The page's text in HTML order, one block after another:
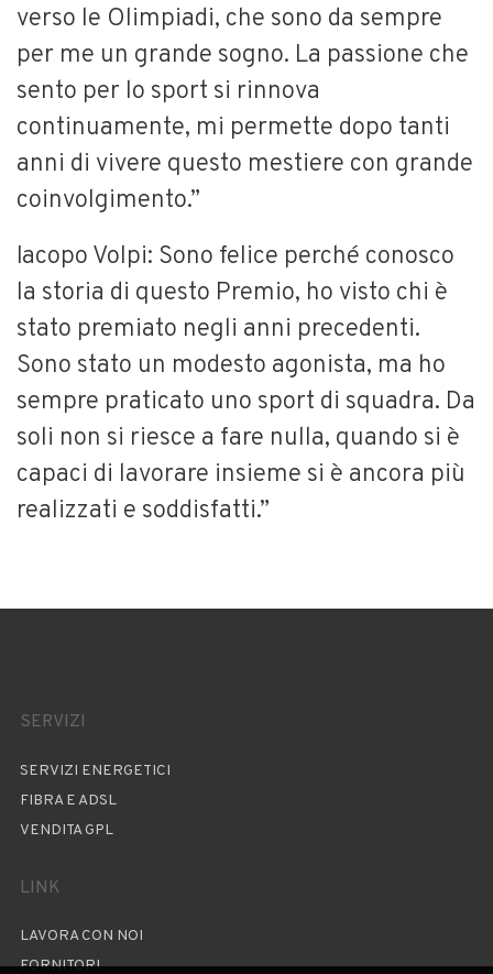
verso le Olimpiadi, che sono da sempre
per me un grande sogno. La passione che
sento per lo sport si rinnova
continuamente, mi permette dopo tanti
anni di vivere questo mestiere con grande
coinvolgimento.”
Iacopo Volpi: Sono felice perché conosco
la storia di questo Premio, ho visto chi è
stato premiato negli anni precedenti.
Sono stato un modesto agonista, ma ho
sempre praticato uno sport di squadra. Da
soli non si riesce a fare nulla, quando si è
capaci di lavorare insieme si è ancora più
realizzati e soddisfatti.”
SERVIZI
SERVIZI ENERGETICI
FIBRA E ADSL
VENDITA GPL
LINK
LAVORA CON NOI
FORNITORI